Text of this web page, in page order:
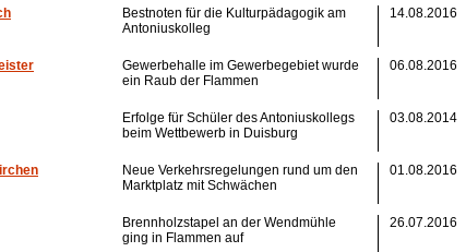
14.08.2016
Bestnoten für die Kulturpädagogik am
Antoniuskolleg
06.08.2016
Gewerbehalle im Gewerbegebiet wurde
ein Raub der Flammen
03.08.2014
Erfolge für Schüler des Antoniuskollegs
beim Wettbewerb in Duisburg
01.08.2016
Neue Verkehrsregelungen rund um den
Marktplatz mit Schwächen
26.07.2016
Brennholzstapel an der Wendmühle
ging in Flammen auf